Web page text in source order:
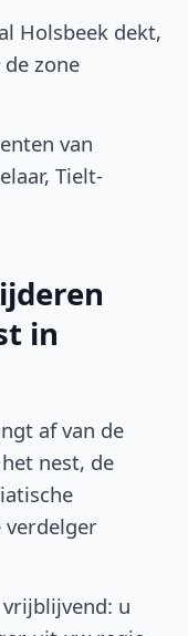
Holsbeek dekt,
zone
van
Tielt-
in
af van de
nest, de
verdelger
vrijblijvend: u